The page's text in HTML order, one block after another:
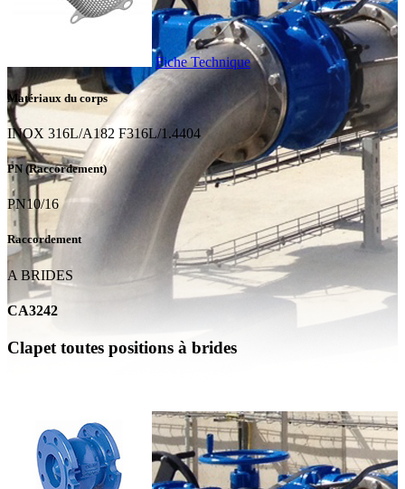
Fiche Technique
Matériaux du corps
INOX 316L/A182 F316L/1.4404
PN (Raccordement)
PN10/16
Raccordement
A BRIDES
CA3242
Clapet toutes positions à brides